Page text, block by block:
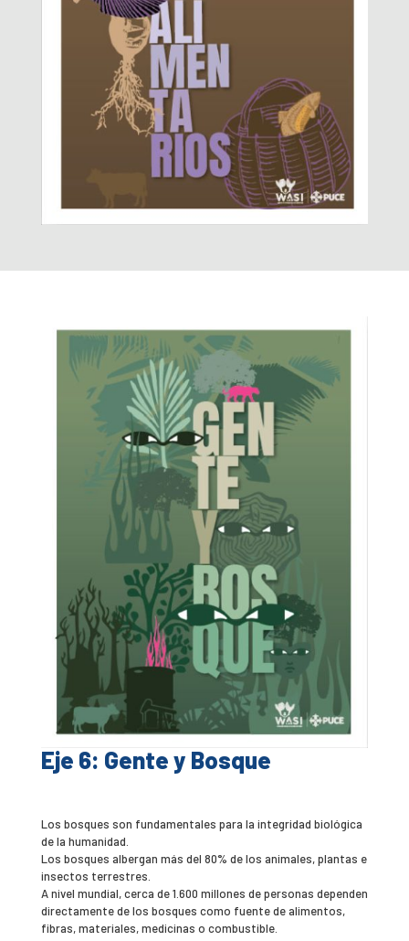
Eje 6: Gente y Bosque
Los bosques son fundamentales para la integridad biológica
de la humanidad.
Los bosques albergan más del 80% de los animales, plantas e
insectos terrestres.
A nivel mundial, cerca de 1.600 millones de personas dependen
directamente de los bosques como fuente de alimentos,
fibras, materiales, medicinas o combustible.